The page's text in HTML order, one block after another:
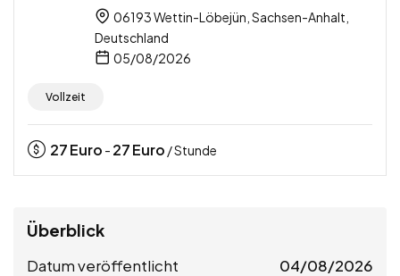
06193 Wettin-Löbejün, Sachsen-Anhalt,
Deutschland
05/08/2026
Vollzeit
27Euro - 27Euro / Stunde
Überblick
Datum veröffentlicht 04/08/2026